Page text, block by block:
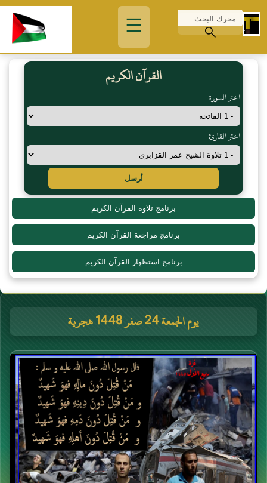
☰
القرآن الكريم
اختر السورة
اختر القارئ
أرسل
برنامج تلاوة القرآن الكريم
برنامج مراجعة القرآن الكريم
برنامج استظهار القرآن الكريم
يوم الجمعة 24 صفر 1448 هجرية